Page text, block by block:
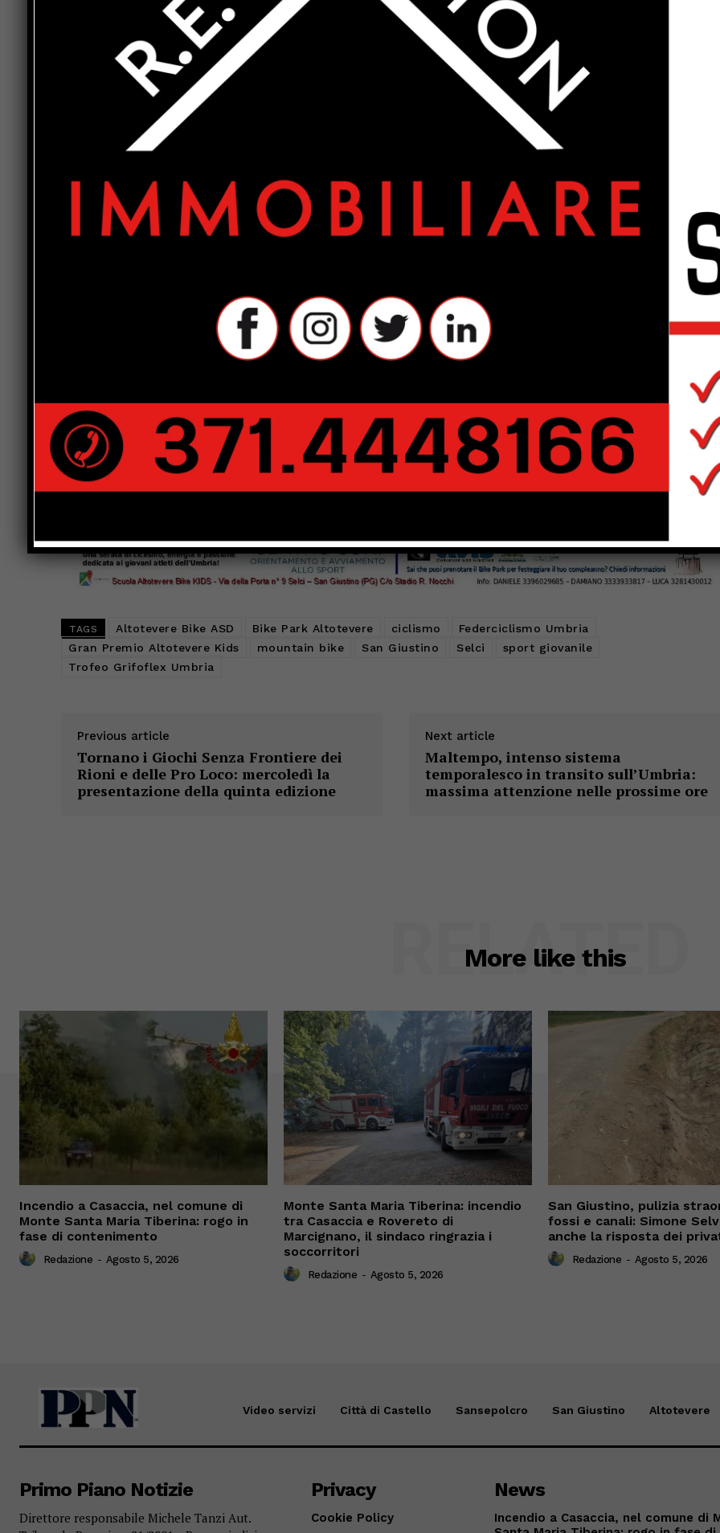
La manifestazione gode del patrocinio del Comune di San Giustino , del CONI Umbria
Regionale Umbria della Federciclismo
, con il sostegno di numerosi sponsor del territorio.
Per informazioni è possibile contattare 339 6029685
TAGS Altotevere Bike ASD Bike Park Altotevere ciclismo
Federciclismo Umbria
Gran Premio Altotevere Kids
mountain bike San Giustino Selci
sport giovanile
Trofeo Grifoflex Umbria
Previous article
Tornano i Giochi Senza Frontiere dei
Rioni e delle Pro Loco: mercoledì la
presentazione della quinta edizione
Next article
Maltempo, intenso sistema
temporalesco in transito sull’Umbria:
massima attenzione nelle prossime ore
More like this
RELATED
Incendio a Casaccia, nel comune di
Monte Santa Maria Tiberina: rogo in
fase di contenimento
Redazione - Agosto 5, 2026
Monte Santa Maria Tiberina: incendio
tra Casaccia e Rovereto di
Marcignano, il sindaco ringrazia i
soccorritori
Redazione - Agosto 5, 2026
San Giustino, pulizia
fossi e canali: Simone
anche la risposta dei
Redazione - Agosto 5, 2026
Video servizi Città di Castello Sansepolcro San Giustino Altotevere
Primo Piano Notizie
Direttore responsabile Michele Tanzi Aut.
Privacy
Cookie Policy
News
Incendio a Casaccia, nel comune di